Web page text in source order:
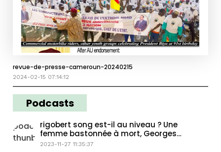
revue-de-presse-cameroun-20240215
2024-02-15 07:14:12
Podcasts
rigobert song est-il au niveau ? Une
femme bastonnée à mort, Georges
Weah passe la main...
2023-11-27 11:35:37